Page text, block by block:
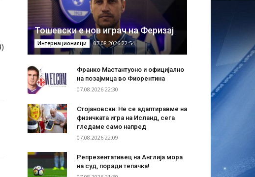
Тошевски е нов играч на Феризај
Интернационалци 07.08.2026 22:54
Франко Мастантуоно и официјално
на позајмица во Фиорентина
07.08.2026 22:30
Стојановски: Не се адаптиравме на
физичката игра на Исланд, сега
гледаме само напред
07.08.2026 22:09
Репрезентативец на Англија мора
на суд, поради тепачка!